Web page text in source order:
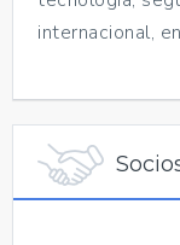
internacional,